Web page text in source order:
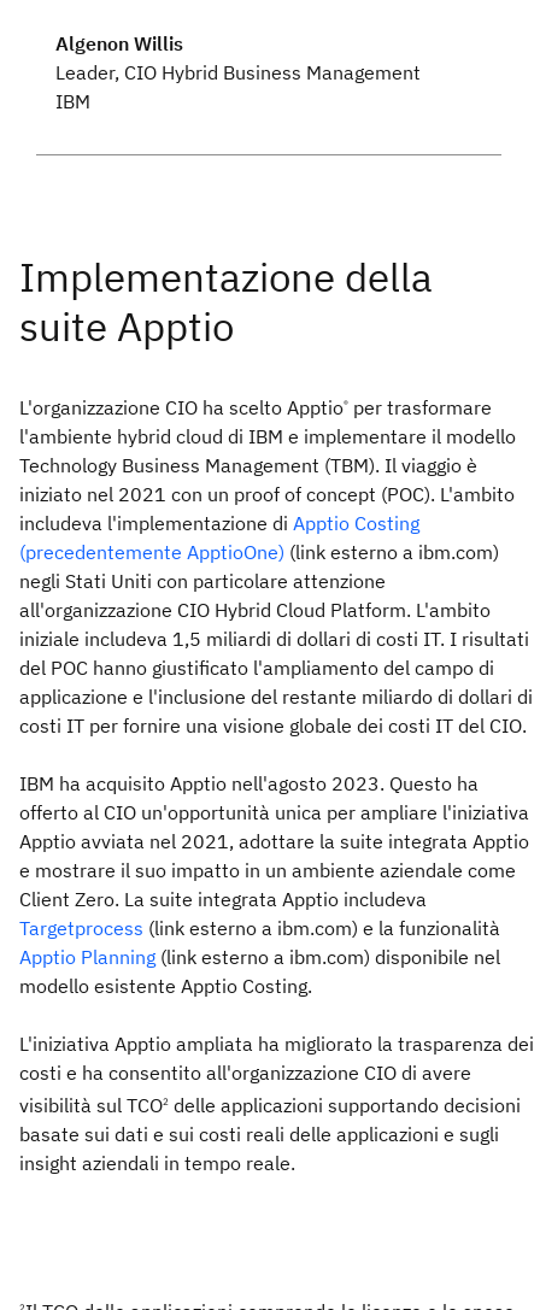
Algenon Willis
Leader, CIO Hybrid Business Management
IBM
L'organizzazione CIO ha scelto Apptio® per trasformare
l'ambiente hybrid cloud di IBM e implementare il modello
Technology Business Management (TBM). Il viaggio è
iniziato nel 2021 con un proof of concept (POC). L'ambito
includeva l'implementazione di Apptio Costing
(precedentemente ApptioOne) (link esterno a ibm.com)
negli Stati Uniti con particolare attenzione
all'organizzazione CIO Hybrid Cloud Platform. L'ambito
iniziale includeva 1,5 miliardi di dollari di costi IT. I risultati
del POC hanno giustificato l'ampliamento del campo di
applicazione e l'inclusione del restante miliardo di dollari di
costi IT per fornire una visione globale dei costi IT del CIO.
IBM ha acquisito Apptio nell'agosto 2023. Questo ha
offerto al CIO un'opportunità unica per ampliare l'iniziativa
Apptio avviata nel 2021, adottare la suite integrata Apptio
e mostrare il suo impatto in un ambiente aziendale come
Client Zero. La suite integrata Apptio includeva
Targetprocess (link esterno a ibm.com) e la funzionalità
Apptio Planning (link esterno a ibm.com) disponibile nel
modello esistente Apptio Costing.
L'iniziativa Apptio ampliata ha migliorato la trasparenza dei
costi e ha consentito all'organizzazione CIO di avere
visibilità sul TCO2 delle applicazioni supportando decisioni
basate sui dati e sui costi reali delle applicazioni e sugli
insight aziendali in tempo reale.